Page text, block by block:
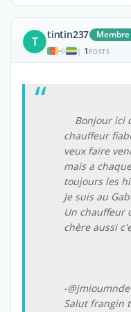
T tintin237 Membre
| 1 POSTS
Bonjour ici
chauffeur
veux faire
mais a
toujours les
Je suis au
Un chauffeur
chère aussi
-
Salut frangin